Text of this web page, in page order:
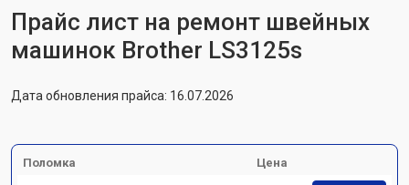
Прайс лист на ремонт швейных
машинок Brother LS3125s
Дата обновления прайса: 16.07.2026
Поломка Цена